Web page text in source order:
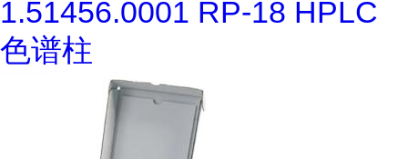
1.51456.0001 RP-18 HPLC
色谱柱